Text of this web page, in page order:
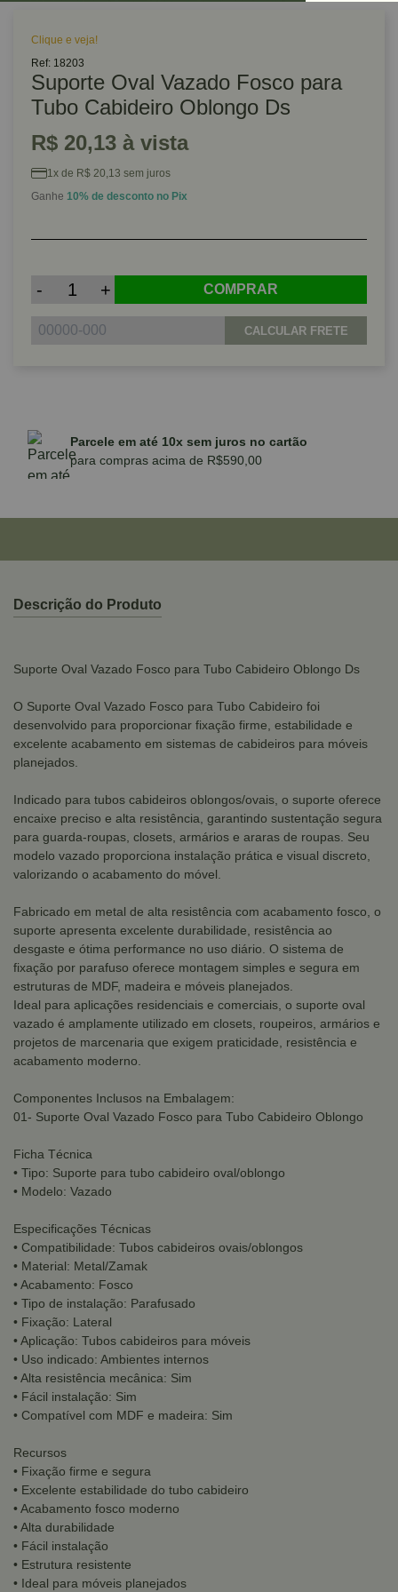
Clique e veja!
Ref: 18203
Suporte Oval Vazado Fosco para
Tubo Cabideiro Oblongo Ds
R$ 20,13 à vista
1x de R$ 20,13 sem juros
Ganhe 10% de desconto no Pix
- + COMPRAR
CALCULAR FRETE
Parcele em até 10x sem juros no cartão
para compras acima de R$590,00
Descrição do Produto
Suporte Oval Vazado Fosco para Tubo Cabideiro Oblongo Ds
O Suporte Oval Vazado Fosco para Tubo Cabideiro foi
desenvolvido para proporcionar fixação firme, estabilidade e
excelente acabamento em sistemas de cabideiros para móveis
planejados.
Indicado para tubos cabideiros oblongos/ovais, o suporte oferece
encaixe preciso e alta resistência, garantindo sustentação segura
para guarda-roupas, closets, armários e araras de roupas. Seu
modelo vazado proporciona instalação prática e visual discreto,
valorizando o acabamento do móvel.
Fabricado em metal de alta resistência com acabamento fosco, o
suporte apresenta excelente durabilidade, resistência ao
desgaste e ótima performance no uso diário. O sistema de
fixação por parafuso oferece montagem simples e segura em
estruturas de MDF, madeira e móveis planejados.
Ideal para aplicações residenciais e comerciais, o suporte oval
vazado é amplamente utilizado em closets, roupeiros, armários e
projetos de marcenaria que exigem praticidade, resistência e
acabamento moderno.
Componentes Inclusos na Embalagem:
01- Suporte Oval Vazado Fosco para Tubo Cabideiro Oblongo
Ficha Técnica
• Tipo: Suporte para tubo cabideiro oval/oblongo
• Modelo: Vazado
Especificações Técnicas
• Compatibilidade: Tubos cabideiros ovais/oblongos
• Material: Metal/Zamak
• Acabamento: Fosco
• Tipo de instalação: Parafusado
• Fixação: Lateral
• Aplicação: Tubos cabideiros para móveis
• Uso indicado: Ambientes internos
• Alta resistência mecânica: Sim
• Fácil instalação: Sim
• Compatível com MDF e madeira: Sim
Recursos
• Fixação firme e segura
• Excelente estabilidade do tubo cabideiro
• Acabamento fosco moderno
• Alta durabilidade
• Fácil instalação
• Estrutura resistente
• Ideal para móveis planejados